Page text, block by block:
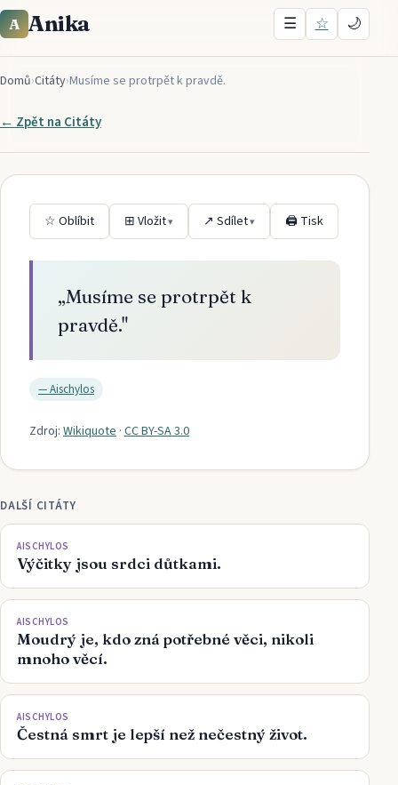
A Anika ☰ ☆ 🌙
Domů›Citáty›Musíme se protrpět k pravdě.
← Zpět na Citáty
☆ Oblíbit ⊞ Vložit▾ ↗ Sdílet▾ 🖨 Tisk
„Musíme se protrpět k
pravdě."
—Aischylos
Zdroj: Wikiquote · CC BY-SA 3.0
DALŠÍ CITÁTY
AISCHYLOS
Výčitky jsou srdci důtkami.
AISCHYLOS
Moudrý je, kdo zná potřebné věci, nikoli
mnoho věcí.
AISCHYLOS
Čestná smrt je lepší než nečestný život.